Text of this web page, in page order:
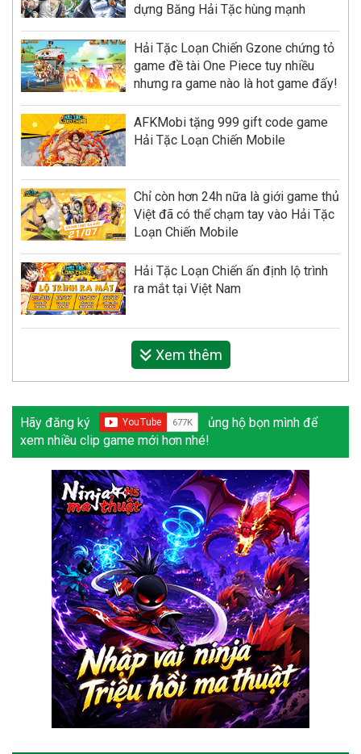
dựng Băng Hải Tặc hùng mạnh
Hải Tặc Loạn Chiến Gzone chứng tỏ
game đề tài One Piece tuy nhiều
nhưng ra game nào là hot game đấy!
AFKMobi tặng 999 gift code game
Hải Tặc Loạn Chiến Mobile
Chỉ còn hơn 24h nữa là giới game thủ
Việt đã có thể chạm tay vào Hải Tặc
Loạn Chiến Mobile
Hải Tặc Loạn Chiến ấn định lộ trình
ra mắt tại Việt Nam
Xem thêm
Hãy đăng ký
ủng hộ bọn mình để
xem nhiều clip game mới hơn nhé!